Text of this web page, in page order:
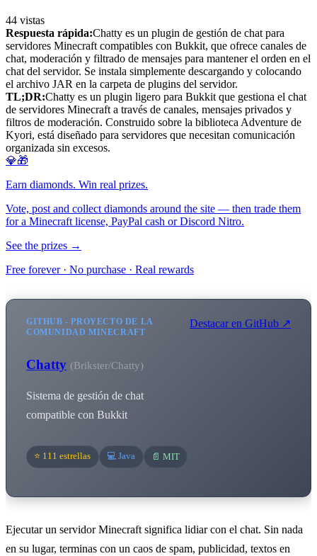
44 vistas
Respuesta rápida:Chatty es un plugin de gestión de chat para
servidores Minecraft compatibles con Bukkit, que ofrece canales de
chat, moderación y filtrado de mensajes para mantener el orden en el
chat del servidor. Se instala simplemente descargando y colocando
el archivo JAR en la carpeta de plugins del servidor.
TL;DR:Chatty es un plugin ligero para Bukkit que gestiona el chat
de servidores Minecraft a través de canales, mensajes privados y
filtros de moderación. Construido sobre la biblioteca Adventure de
Kyori, está diseñado para servidores que necesitan comunicación
organizada sin excesos.
💎🎁
Earn diamonds. Win real prizes.
Vote, post and collect diamonds around the site — then trade them
for a Minecraft license, PayPal cash or Discord Nitro.
See the prizes →
Free forever · No purchase · Real rewards
GITHUB - PROYECTO DE LA
COMUNIDAD MINECRAFT
Chatty (Brikster/Chatty)
Sistema de gestión de chat
compatible con Bukkit
Destacar en GitHub ↗
⭐ 111 estrellas 💻 Java 📄 MIT
Ejecutar un servidor Minecraft significa lidiar con el chat. Sin nada
en su lugar, terminas con un caos de spam, publicidad, textos en